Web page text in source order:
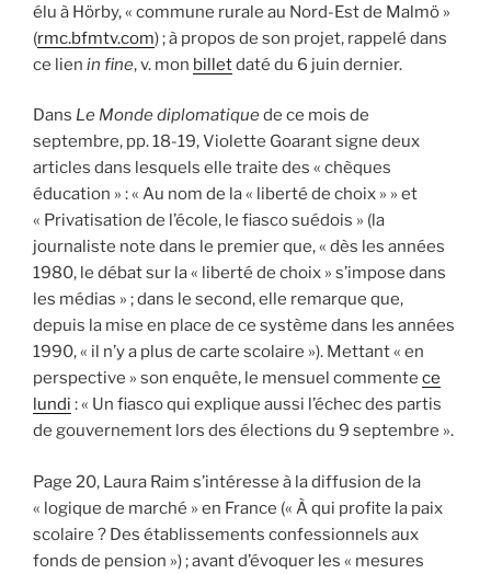
élu à Hörby, « commune rurale au Nord-Est de Malmö »
(rmc.bfmtv.com) ; à propos de son projet, rappelé dans
ce lien in fine, v. mon billetdaté du 6 juin dernier.
Dans Le Monde diplomatiquede ce mois de
septembre, pp. 18-19, Violette Goarant signe deux
articles dans lesquels elle traite des « chèques
éducation » : « Au nom de la « liberté de choix » » et
« Privatisation de l’école, le fiasco suédois » (la
journaliste note dans le premier que, « dès les années
1980, le débat sur la « liberté de choix » s’impose dans
les médias » ; dans le second, elle remarque que,
depuis la mise en place de ce système dans les années
1990, « il n’y a plus de carte scolaire »). Mettant « en
perspective » son enquête, le mensuel commente ce
lundi : « Un fiasco qui explique aussi l’échec des partis
de gouvernement lors des élections du 9 septembre ».
Page 20, Laura Raim s’intéresse à la diffusion de la
« logique de marché » en France (« À qui profite la paix
scolaire ? Des établissements confessionnels aux
fonds de pension ») ; avant d’évoquer les « mesures